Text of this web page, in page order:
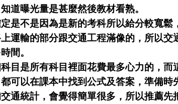
道曝光量是甚麼然後教材看熟。
是不是因為是新的考科所以給分較寬鬆
運輸的部分跟交通工程滿像的，所以交
間。
目是所有科目裡面花費最多心力的，而
可以在課本中找到公式及答案，準備時
通統計，會覺得簡單很多，所以推薦先